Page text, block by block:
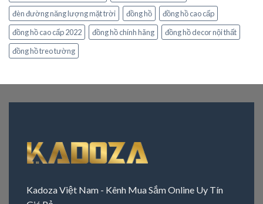
đèn đường năng lượng mặt trời
đồng hồ
đồng hồ cao cấp
đồng hồ cao cấp 2022
đồng hồ chính hãng
đồng hồ decor nội thất
đồng hồ treo tường
Kadoza Việt Nam - Kênh Mua Sắm Online Uy Tín